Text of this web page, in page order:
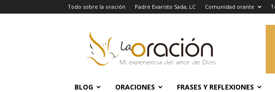
Todo sobre la oración Padre Evaristo Sada, LC Comunidad orante
Oración
BLOG ORACIONES FRASES Y REFLEXIONES